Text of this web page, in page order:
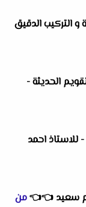
و التركيب الدقيق
الحديثة -
للاستاذ احمد
👈
👈من